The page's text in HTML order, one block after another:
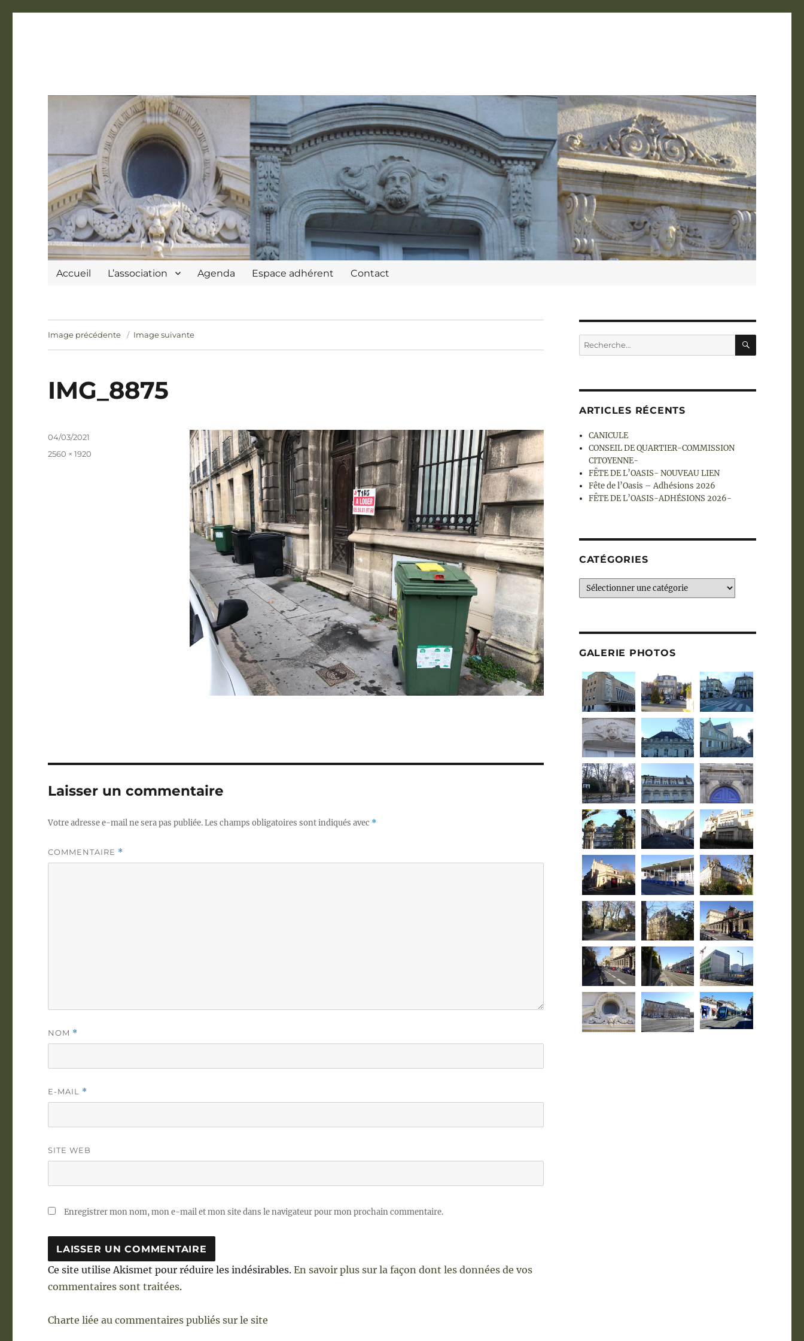
Accueil L’association Agenda Espace adhérent Contact
Image précédente Image suivante
IMG_8875
Publié
04/03/2021
Taille
2560 × 1920
Laisser un commentaire
Votre adresse e-mail ne sera pas publiée.Les champs obligatoires sont indiqués avec *
COMMENTAIRE *
NOM *
E-MAIL *
SITE WEB
Enregistrer mon nom, mon e-mail et mon site dans le navigateur pour mon prochain commentaire.
Ce site utilise Akismet pour réduire les indésirables.En savoir plus sur la façon dont les données de vos
commentaires sont traitées.
Charte liée au commentaires publiés sur le site
Recherche
pour :
ARTICLES RÉCENTS
CANICULE
CONSEIL DE QUARTIER-COMMISSION
CITOYENNE-
FÊTE DE L’OASIS- NOUVEAU LIEN
Fête de l’Oasis – Adhésions 2026
FÊTE DE L’OASIS-ADHÉSIONS 2026-
CATÉGORIES
Catégories
GALERIE PHOTOS